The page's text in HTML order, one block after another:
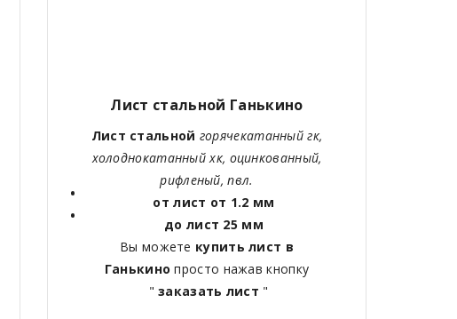
Лист стальной Ганькино
Лист стальной горячекатанный гк,
холоднокатанный хк, оцинкованный,
рифленый, пвл.
от лист от 1.2 мм
до лист 25 мм
Вы можете купить лист в
Ганькинопросто нажав кнопку
"заказать лист "